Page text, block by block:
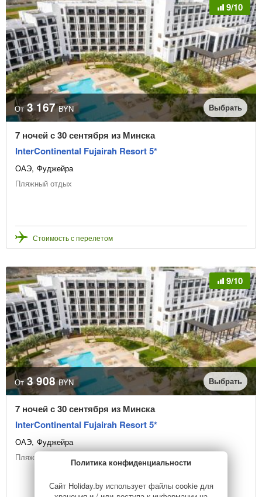
9/10
От 3 167 BYN Выбрать
7 ночей с 30 сентября из Минска
InterContinental Fujairah Resort 5*
ОАЭ Фуджейра
Пляжный отдых
Стоимость с перелетом
9/10
От 3 908 BYN Выбрать
7 ночей с 30 сентября из Минска
InterContinental Fujairah Resort 5*
ОАЭ Фуджейра
Пляжный отдыхПолитика конфиденциальности
Сайт Holiday.by использует файлы cookie для